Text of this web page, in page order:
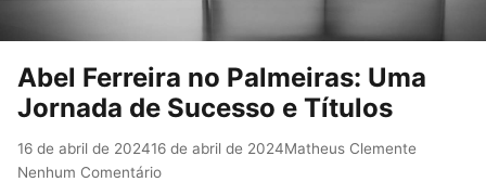
Abel Ferreira no Palmeiras: Uma
Jornada de Sucesso e Títulos
16 de abril de 202416 de abril de 2024Matheus Clemente
Nenhum Comentário